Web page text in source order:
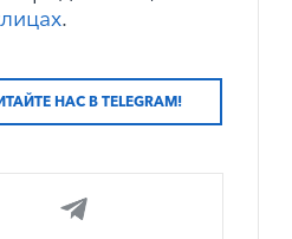
.
НАС В TELEGRAM!